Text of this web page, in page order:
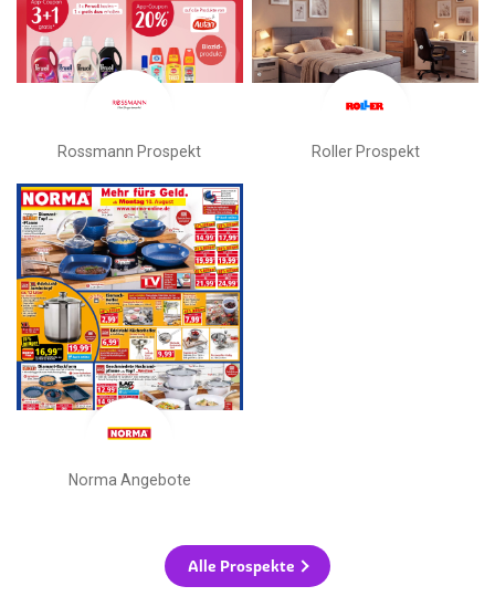
Rossmann Prospekt Roller Prospekt
Norma Angebote
Alle Prospekte